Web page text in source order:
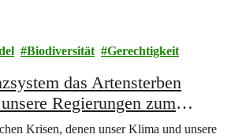
Biodiversität Gerechtigkeit
das Artensterben
Regierungen zum
unternehmen müssen
Krisen, denen unser Klima und unsere